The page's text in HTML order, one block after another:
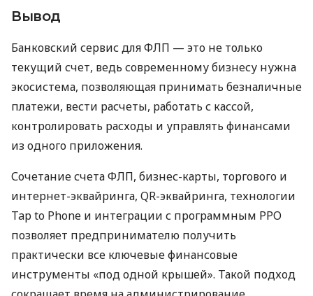
Вывод
Банковский сервис для ФЛП — это не только
текущий счет, ведь современному бизнесу нужна
экосистема, позволяющая принимать безналичные
платежи, вести расчеты, работать с кассой,
контролировать расходы и управлять финансами
из одного приложения.
Сочетание счета ФЛП, бизнес-карты, торгового и
интернет-эквайринга, QR-эквайринга, технологии
Tap to Phone и интеграции с программным РРО
позволяет предпринимателю получить
практически все ключевые финансовые
инструменты «под одной крышей». Такой подход